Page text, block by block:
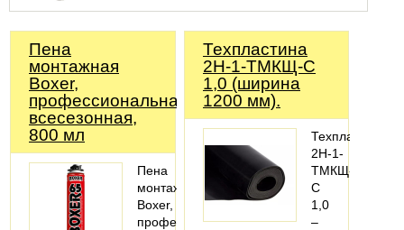
Пена
монтажная
Boxer,
профессиональная,
всесезонная,
800 мл
Пена
монтажная
Boxer,
профессиональная,
Техпластина
2Н-1-ТМКЩ-С
1,0 (ширина
1200 мм).
Техпластина
2Н-1-
ТМКЩ-
С
1,0
–